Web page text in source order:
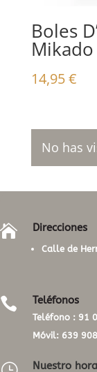
Boles
14,95€
No has
 Direcciones
Calle de
 Teléfonos
Teléfono : 91
Móvil: 639
Nuestro